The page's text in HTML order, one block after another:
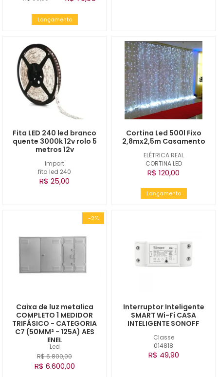
Lançamento
import
fita led 240
Fita LED 240 led branco
quente 3000k 12v rolo 5
metros 12v
R$ 25,00
ELÉTRICA REAL
CORTINA LED
Cortina Led 500l Fixo
2,8mx2,5m Casamento
R$ 120,00
Lançamento
-2%
Led
Caixa de luz metalica
COMPLETO 1 MEDIDOR
TRIFÁSICO - CATEGORIA
C7 (50MM² - 125A) AES
ENEL
R$ 6.800,00
R$ 6.600,00
Classe
014818
Interruptor Inteligente
SMART Wi-Fi CASA
INTELIGENTE SONOFF
R$ 49,90